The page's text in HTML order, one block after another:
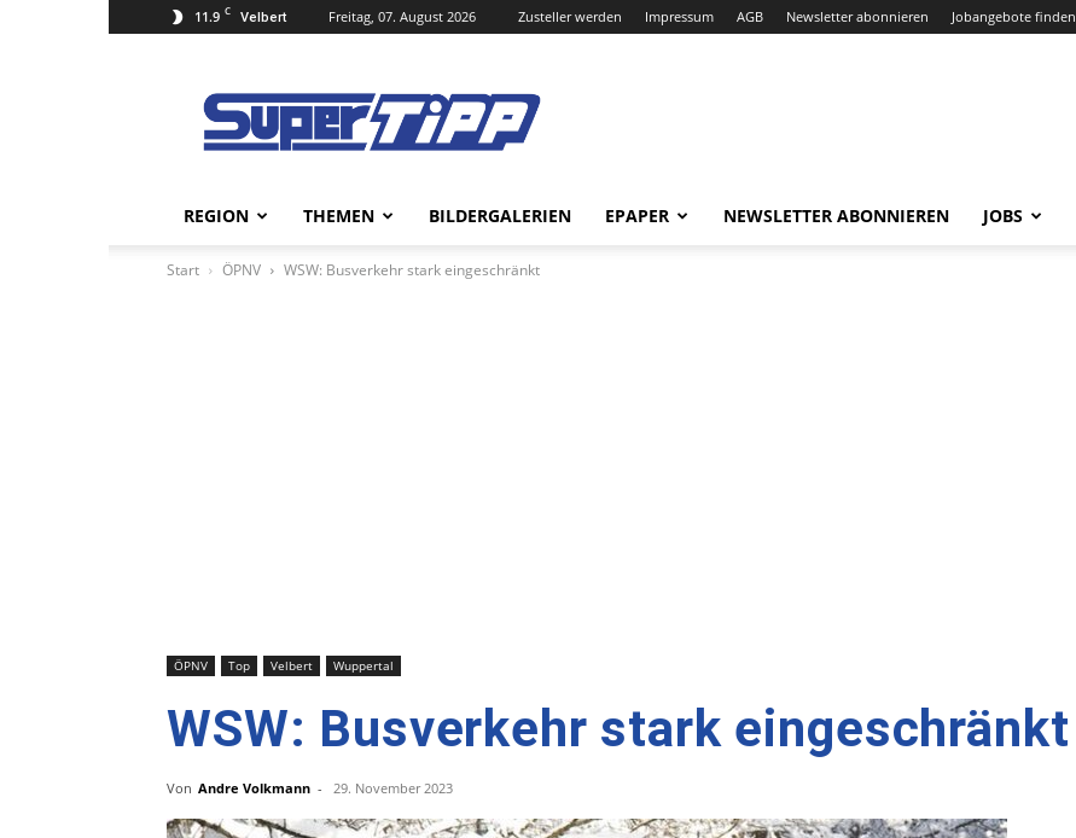
11.9 C Velbert Freitag, 07. August 2026 Zusteller werden Impressum AGB Newsletter abonnieren Jobangebote finden
Tipp
Online
REGION THEMEN BILDERGALERIEN EPAPER NEWSLETTER ABONNIEREN JOBS
Start ÖPNV WSW: Busverkehr stark eingeschränkt
ÖPNV Top Velbert Wuppertal
WSW: Busverkehr stark eingeschränkt
Von Andre Volkmann - 29. November 2023